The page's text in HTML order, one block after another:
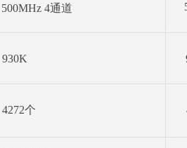
500MHz 4通道
930K
4272个